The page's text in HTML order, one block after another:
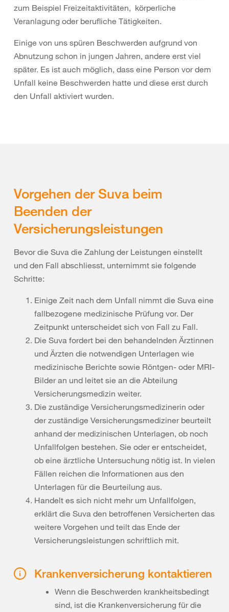
zum Beispiel Freizeitaktivitäten, körperliche
Veranlagung oder berufliche Tätigkeiten.
Einige von uns spüren Beschwerden aufgrund von
Abnutzung schon in jungen Jahren, andere erst viel
später. Es ist auch möglich, dass eine Person vor dem
Unfall keine Beschwerden hatte und diese erst durch
den Unfall aktiviert wurden.
Vorgehen der Suva beim
Beenden der
Versicherungsleistungen
Bevor die Suva die Zahlung der Leistungen einstellt
und den Fall abschliesst, unternimmt sie folgende
Schritte:
Einige Zeit nach dem Unfall nimmt die Suva eine
fallbezogene medizinische Prüfung vor. Der
Zeitpunkt unterscheidet sich von Fall zu Fall.
Die Suva fordert bei den behandelnden Ärztinnen
und Ärzten die notwendigen Unterlagen wie
medizinische Berichte sowie Röntgen- oder MRI-
Bilder an und leitet sie an die Abteilung
Versicherungsmedizin weiter.
Die zuständige Versicherungsmedizinerin oder
der zuständige Versicherungsmediziner beurteilt
anhand der medizinischen Unterlagen, ob noch
Unfallfolgen bestehen. Sie oder er entscheidet,
ob eine ärztliche Untersuchung nötig ist. In vielen
Fällen reichen die Informationen aus den
Unterlagen für die Beurteilung aus.
Handelt es sich nicht mehr um Unfallfolgen,
erklärt die Suva den betroffenen Versicherten das
weitere Vorgehen und teilt das Ende der
Versicherungsleistungen schriftlich mit.
Krankenversicherung kontaktieren
Wenn die Beschwerden krankheitsbedingt
sind, ist die Krankenversicherung für die